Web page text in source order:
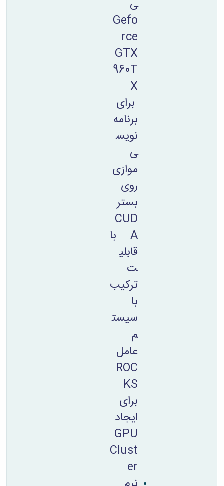
ی
Gefo
rce
GTX
960T
X
برای
برنامه
نویس
ی
موازی
روی
بستر
CUD
A با
قابلی
ت
ترکیب
با
سیست
م
عامل
ROC
KS
برای
ایجاد
GPU
Clust
er